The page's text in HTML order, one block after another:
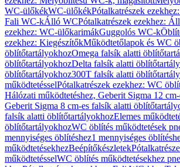
WC-ülőkékWC-ülőkékPótalkatrészek
Fali WC-kÁlló WCPótalkatrészek ezekhez:
ezekhez: WC-ülőkarimákGuggolós WC-k
ezekhez: KiegészítőkMűködtetőlapok és WC
öblítőtartályokhozOmega falsík alatti
öblítőtartályokhozDelta falsík alatti
öblítőtartályokhoz300T falsík alatti
működtetésselPótalkatrészek ezekhez: WC
Hálózati működtetéshez, Geberit Sigma 12
Geberit Sigma 8 cm-es falsík alatti
falsík alatti öblítőtartályokhozElemes
öblítőtartályokhozWC öblítés működtetések
mennyiséges öblítéshez1 mennyiséges
működtetésekhezBeépítőkészletek
működtetésselWC öblítés működtetésekhez